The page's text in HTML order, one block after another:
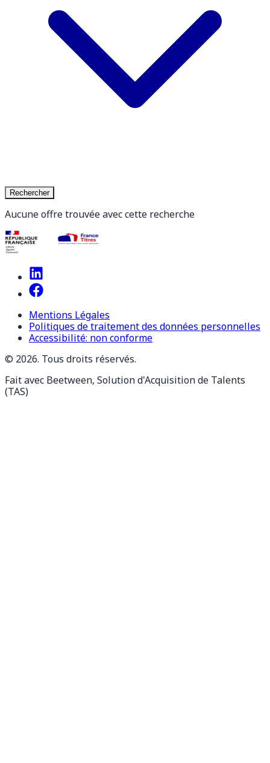
Rechercher
Aucune offre trouvée avec cette recherche
Mentions Légales
Politiques de traitement des données personnelles
Accessibilité: non conforme
© 2026. Tous droits réservés.
Fait avec Beetween, Solution d'Acquisition de Talents
(TAS)